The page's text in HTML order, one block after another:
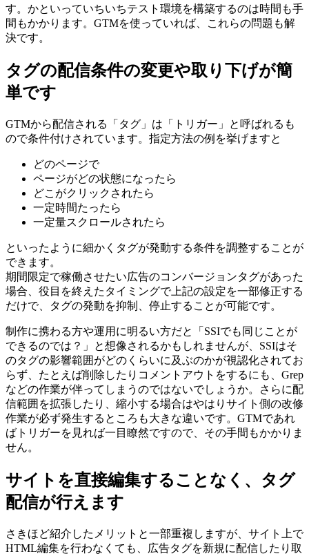
す。かといっていちいちテスト環境を構築するのは時間も手
間もかかります。GTMを使っていれば、これらの問題も解
決です。
タグの配信条件の変更や取り下げが簡
単です
GTMから配信される「タグ」は「トリガー」と呼ばれるも
ので条件付けされています。指定方法の例を挙げますと
どのページで
ページがどの状態になったら
どこがクリックされたら
一定時間たったら
一定量スクロールされたら
といったように細かくタグが発動する条件を調整することが
できます。
期間限定で稼働させたい広告のコンバージョンタグがあった
場合、役目を終えたタイミングで上記の設定を一部修正する
だけで、タグの発動を抑制、停止することが可能です。
制作に携わる方や運用に明るい方だと「SSIでも同じことが
できるのでは？」と想像されるかもしれませんが、SSIはそ
のタグの影響範囲がどのくらいに及ぶのかが視認化されてお
らず、たとえば削除したりコメントアウトをするにも、Grep
などの作業が伴ってしまうのではないでしょうか。さらに配
信範囲を拡張したり、縮小する場合はやはりサイト側の改修
作業が必ず発生するところも大きな違いです。GTMであれ
ばトリガーを見れば一目瞭然ですので、その手間もかかりま
せん。
サイトを直接編集することなく、タグ
配信が行えます
さきほど紹介したメリットと一部重複しますが、サイト上で
HTML編集を行わなくても、広告タグを新規に配信したり取